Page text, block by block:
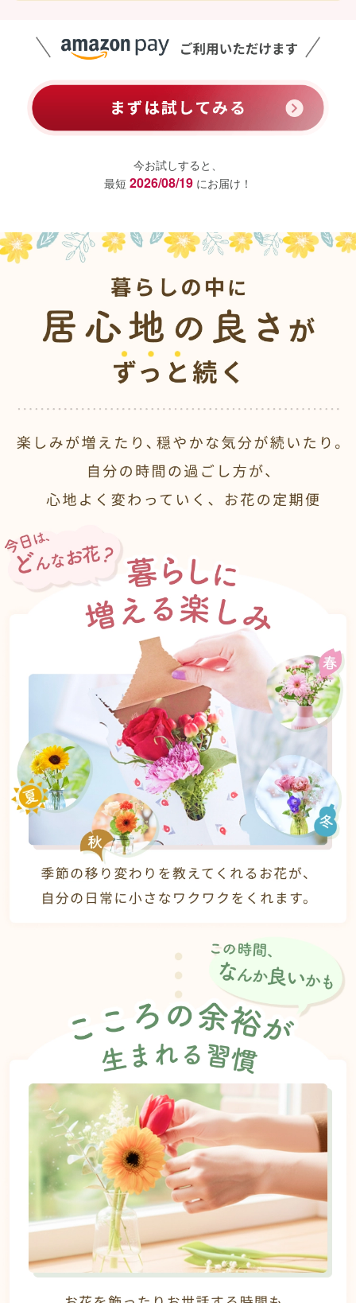
今お試しすると、
最短 2026/08/19 にお届け！